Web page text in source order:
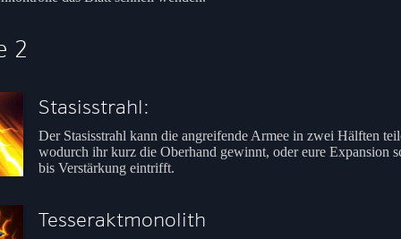
2
Stasisstrahl:
Der Stasisstrahl kann die angreifende Armee in zwei Hälften
wodurch ihr kurz die Oberhand gewinnt, oder eure Expansion
bis Verstärkung eintrifft.
Tesseraktmonolith